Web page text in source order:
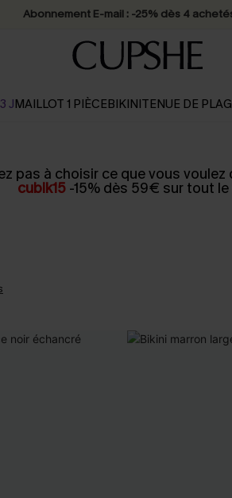
Abonnement E-mail : -25% dès 4
JMAILLOT 1 PIÈCEBIKINITENUE DE
pas à choisir ce que vous voulez
cubik15 -15% dès 59€ sur tout